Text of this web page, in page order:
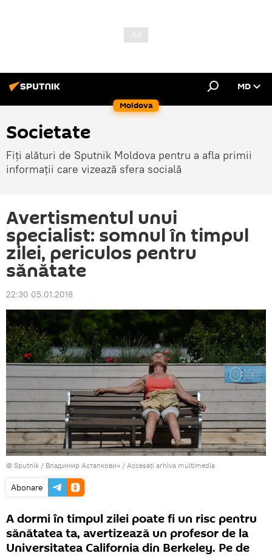
Moldova
MD
Societate
Fiți alături de Sputnik Moldova pentru a afla primii
informații care vizează sfera socială
Avertismentul unui
specialist: somnul în timpul
zilei, periculos pentru
sănătate
22:30 05.01.2018
© Sputnik / Владимир Астапкович / Accesați arhiva multimedia
Abonare
A dormi în timpul zilei poate fi un risc pentru
sănătatea ta, avertizează un profesor de la
Universitatea California din Berkeley. Pe de